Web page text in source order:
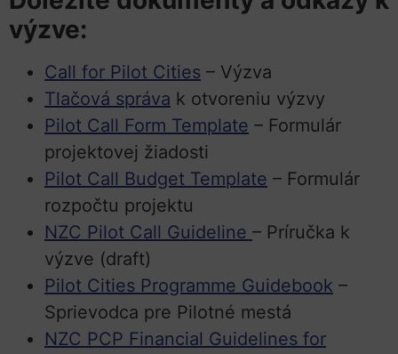
výzve:
Call for Pilot Cities – Výzva
Tlačová správa k otvoreniu výzvy
Pilot Call Form Template – Formulár
projektovej žiadosti
Pilot Call Budget Template – Formulár
rozpočtu projektu
NZC Pilot Call Guideline – Príručka k
výzve (draft)
Pilot Cities Programme Guidebook –
Sprievodca pre Pilotné mestá
NZC PCP Financial Guidelines for